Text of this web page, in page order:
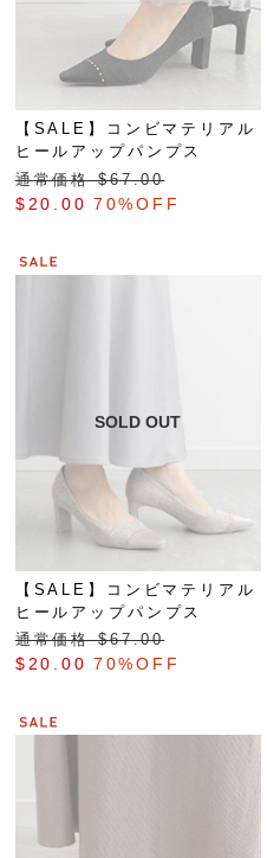
【SALE】コンビマテリアル
ヒールアップパンプス
通常価格 $‌67.00
$‌20.00 70%OFF
【SALE】コンビマテリアル
ヒールアップパンプス
通常価格 $‌67.00
$‌20.00 70%OFF